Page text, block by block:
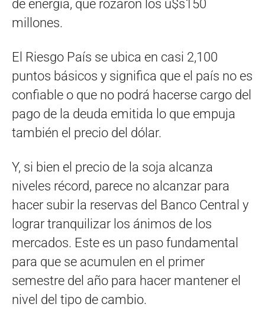
de energía, que rozaron los u$s150
millones.
El Riesgo País se ubica en casi 2,100
puntos básicos y significa que el país no es
confiable o que no podrá hacerse cargo del
pago de la deuda emitida lo que empuja
también el precio del dólar.
Y, si bien el precio de la soja alcanza
niveles récord, parece no alcanzar para
hacer subir la reservas del Banco Central y
lograr tranquilizar los ánimos de los
mercados. Este es un paso fundamental
para que se acumulen en el primer
semestre del año para hacer mantener el
nivel del tipo de cambio.